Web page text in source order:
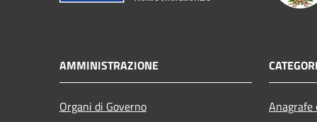
AMMINISTRAZIONE
Organi di Governo